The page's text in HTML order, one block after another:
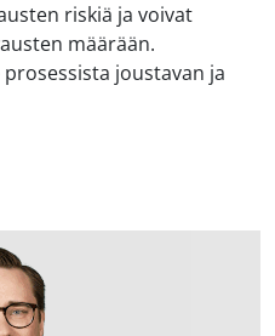
riskiä ja voivat
määrään.
joustavan ja